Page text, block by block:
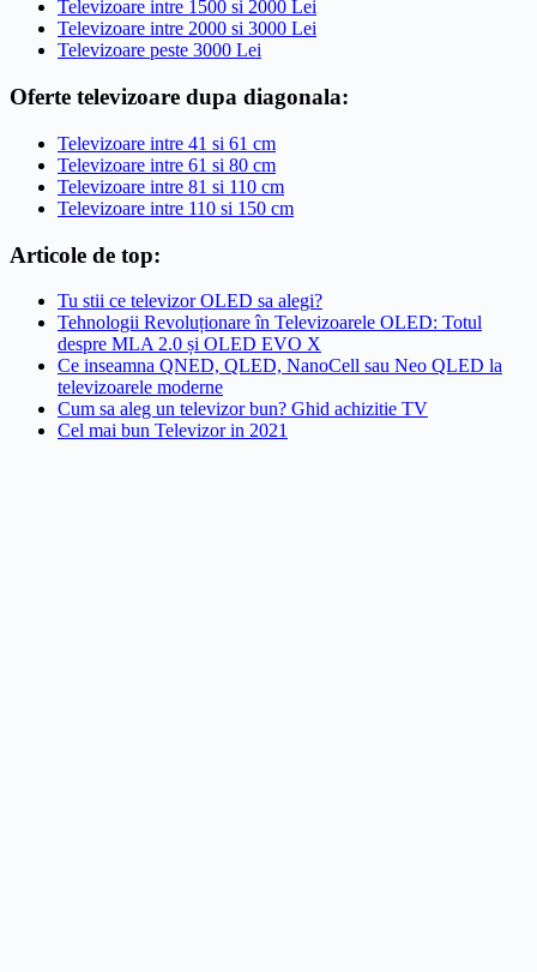
Televizoare intre 1500 si 2000 Lei
Televizoare intre 2000 si 3000 Lei
Televizoare peste 3000 Lei
Oferte televizoare dupa diagonala:
Televizoare intre 41 si 61 cm
Televizoare intre 61 si 80 cm
Televizoare intre 81 si 110 cm
Televizoare intre 110 si 150 cm
Articole de top:
Tu stii ce televizor OLED sa alegi?
Tehnologii Revoluționare în Televizoarele OLED: Totul
despre MLA 2.0 și OLED EVO X
Ce inseamna QNED, QLED, NanoCell sau Neo QLED la
televizoarele moderne
Cum sa aleg un televizor bun? Ghid achizitie TV
Cel mai bun Televizor in 2021